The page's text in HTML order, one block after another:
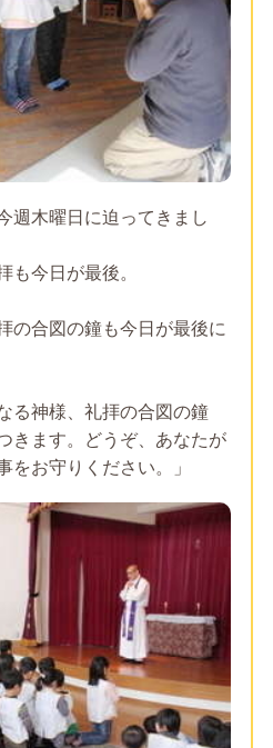
週木曜日に迫ってきまし
も今日が最後。
の合図の鐘も今日が最後に
る神様、礼拝の合図の鐘
きます。どうぞ、あなたが
をお守りください。」